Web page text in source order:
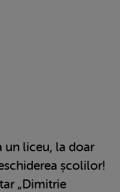
un liceu, la doar
școlilor!
„Dimitrie